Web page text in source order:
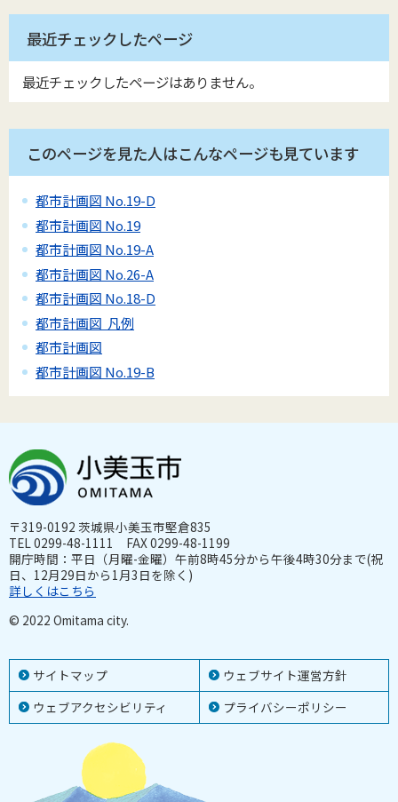
最近チェックしたページ
最近チェックしたページはありません。
このページを見た人はこんなページも見ています
都市計画図 No.19-D
都市計画図 No.19
都市計画図 No.19-A
都市計画図 No.26-A
都市計画図 No.18-D
都市計画図 凡例
都市計画図
都市計画図 No.19-B
サイトマップ
ウェブサイト運営方針
ウェブアクセシビリティ
プライバシーポリシー
〒319-0192 茨城県小美玉市堅倉835
TEL 0299-48-1111 FAX 0299-48-1199
開庁時間：平日（月曜-金曜）午前8時45分から午後4時30分まで(祝
日、12月29日から1月3日を除く)
詳しくはこちら
© 2022 Omitama city.